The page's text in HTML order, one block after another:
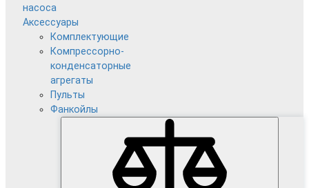
насоса
Аксессуары
Комплектующие
Компрессорно-
конденсаторные
агрегаты
Пульты
Фанкойлы